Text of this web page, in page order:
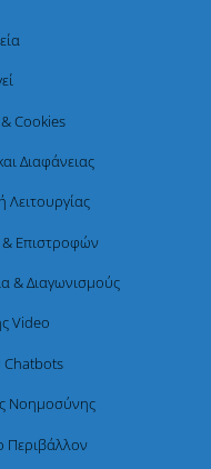
Cookies
Διαφάνειας
Λειτουργίας
Επιστροφών
& Διαγωνισμούς
Video
Chatbots
Νοημοσύνης
Περιβάλλον